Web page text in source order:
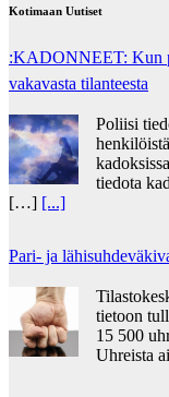
Kotimaan Uutiset
:KADONNEET: Kun
vakavasta tilanteesta
Poliisi
tiedota
[…] [...]
Pari- ja
tietoon
15 500
Uhreista